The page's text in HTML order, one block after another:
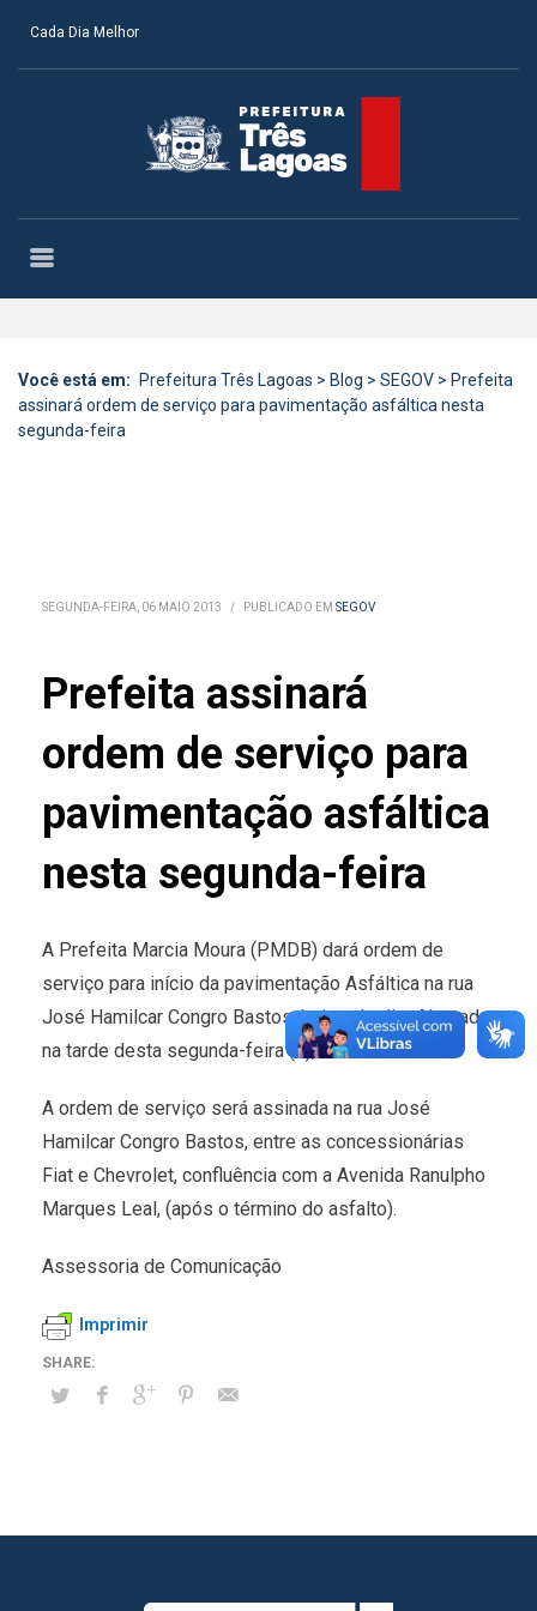
Cada Dia Melhor
Você está em: Prefeitura Três Lagoas > Blog > SEGOV > Prefeita
assinará ordem de serviço para pavimentação asfáltica nesta
segunda-feira
SEGUNDA-FEIRA, 06 MAIO 2013 / PUBLICADO EM SEGOV
Prefeita assinará
ordem de serviço para
pavimentação asfáltica
nesta segunda-feira
A Prefeita Marcia Moura (PMDB) dará ordem de
serviço para início da pavimentação Asfáltica na rua
José Hamilcar Congro Bastos, bairro Jardim Alvorada,
na tarde desta segunda-feira (6), às 15h.
A ordem de serviço será assinada na rua José
Hamilcar Congro Bastos, entre as concessionárias
Fiat e Chevrolet, confluência com a Avenida Ranulpho
Marques Leal, (após o término do asfalto).
Assessoria de Comunicação
Imprimir